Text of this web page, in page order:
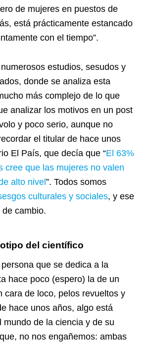
de mujeres en puestos de
está prácticamente estancado
con el tiempo”.
estudios, sesudos y
donde se analiza esta
más complejo de lo que
analizar los motivos en un post
y poco serio, aunque no
el titular de hace unos
El País, que decía que “El 63%
cree que las mujeres no valen
alto nivel ”. Todos somos
culturales y sociales, y ese
cambio.
del científico
que se dedica a la
hace poco (espero) la de un
cara de loco, pelos revueltos y
hace unos años, algo está
mundo de la ciencia y de su
no nos engañemos: ambas